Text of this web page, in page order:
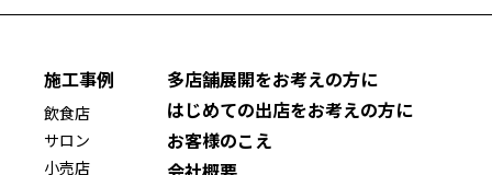
施工事例
飲食店
サロン
小売店
多店舗展開をお考えの方に
はじめての出店をお考えの方に
お客様のこえ